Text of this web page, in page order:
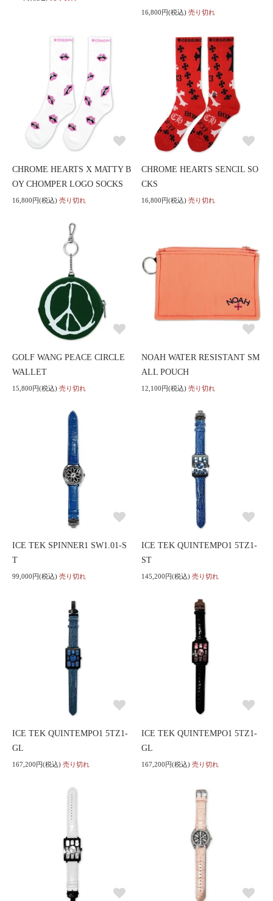
16,800円(税込) 売り切れ
CHROME HEARTS X MATTY B
OY CHOMPER LOGO SOCKS
16,800円(税込) 売り切れ
CHROME HEARTS SENCIL SO
CKS
16,800円(税込) 売り切れ
GOLF WANG PEACE CIRCLE
WALLET
15,800円(税込) 売り切れ
NOAH WATER RESISTANT SM
ALL POUCH
12,100円(税込) 売り切れ
ICE TEK SPINNER1 SW1.01-S
T
99,000円(税込) 売り切れ
ICE TEK QUINTEMPO1 5TZ1-
ST
145,200円(税込) 売り切れ
ICE TEK QUINTEMPO1 5TZ1-
GL
167,200円(税込) 売り切れ
ICE TEK QUINTEMPO1 5TZ1-
GL
167,200円(税込) 売り切れ